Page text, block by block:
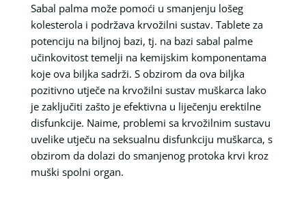
Sabal palma može pomoći u smanjenju lošeg
kolesterola i podržava krvožilni sustav. Tablete za
potenciju na biljnoj bazi, tj. na bazi sabal palme
učinkovitost temelji na kemijskim komponentama
koje ova biljka sadrži. S obzirom da ova biljka
pozitivno utječe na krvožilni sustav muškarca lako
je zaključiti zašto je efektivna u liječenju erektilne
disfunkcije. Naime, problemi sa krvožilnim sustavu
uvelike utječu na seksualnu disfunkciju muškarca, s
obzirom da dolazi do smanjenog protoka krvi kroz
muški spolni organ.